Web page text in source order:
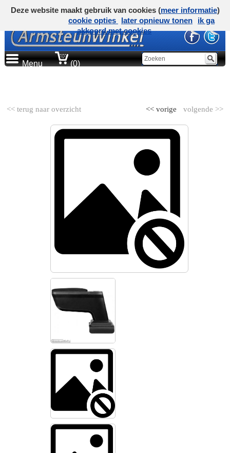
Menu (0)
<< terug naar overzicht volgende >>
<< vorige
Deze website maakt gebruik van cookies (meer informatie)
cookie opties
later opnieuw tonen
ik ga
akkoord met cookies